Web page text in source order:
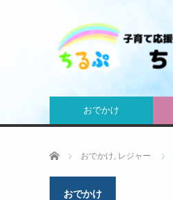
おでかけ
ホーム おでかけ, レジャー
おでかけ